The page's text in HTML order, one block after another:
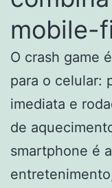
mobile-
O crash game
para o celular:
imediata e
de
smartphone é